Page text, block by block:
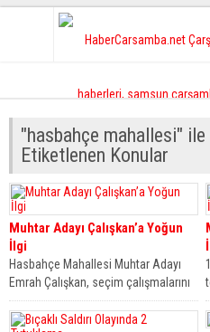
"hasbahçe mahallesi" ile
Etiketlenen Konular
Muhtar Adayı Çalışkan’a Yoğun
İlgi
Hasbahçe Mahallesi Muhtar Adayı
Emrah Çalışkan, seçim çalışmalarını
sürdürürken mahalleli tarafından
yoğun ilgi görüyor. 1...